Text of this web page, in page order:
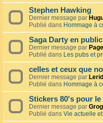
Stephen Hawking
Dernier message par
Publié dans Hommage à
Saga Darty en
Dernier message par
Publié dans Les pubs et
celles et ceux que
Dernier message par
Publié dans Hommage à
Stickers 80's pour
Dernier message par
Publié dans Vie actuelle